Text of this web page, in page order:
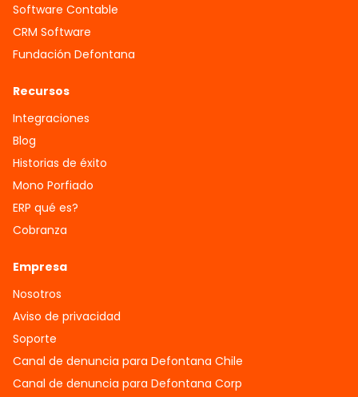
Software Contable
CRM Software
Fundación Defontana
Recursos
Integraciones
Blog
Historias de éxito
Mono Porfiado
ERP qué es?
Cobranza
Empresa
Nosotros
Aviso de privacidad
Soporte
Canal de denuncia para Defontana Chile
Canal de denuncia para Defontana Corp